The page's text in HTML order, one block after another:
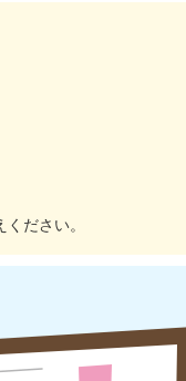
ださい。